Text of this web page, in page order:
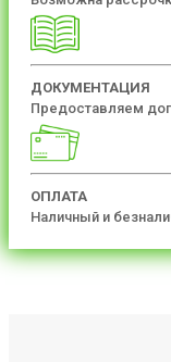
ДОКУМЕНТАЦИЯ
Предоставляем
ОПЛАТА
Наличный и